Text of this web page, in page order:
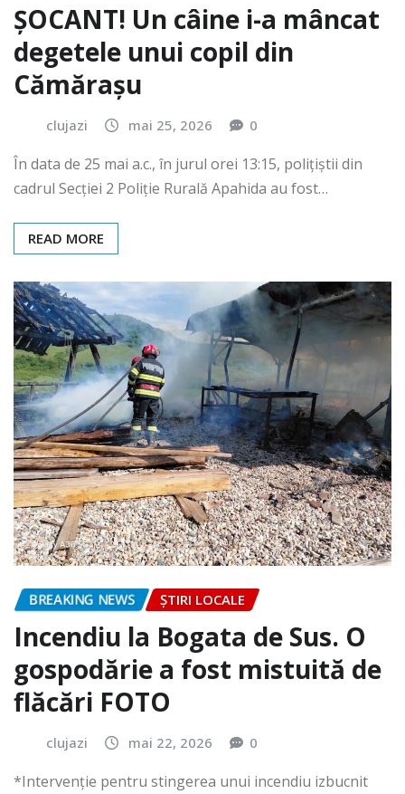
ȘOCANT! Un câine i-a mâncat
degetele unui copil din
Cămărașu
clujazi mai 25, 2026 0
În data de 25 mai a.c., în jurul orei 13:15, polițiștii din
cadrul Secției 2 Poliție Rurală Apahida au fost…
READ MORE
BREAKING NEWS ȘTIRI LOCALE
Incendiu la Bogata de Sus. O
gospodărie a fost mistuită de
flăcări FOTO
clujazi mai 22, 2026 0
*Intervenție pentru stingerea unui incendiu izbucnit